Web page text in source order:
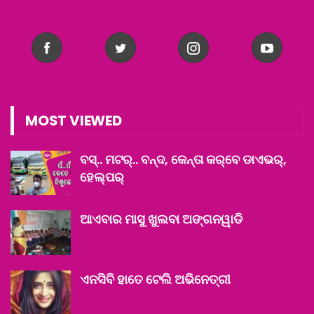
MOST VIEWED
ବସ୍‌.. ମଟର୍‌.. ବନ୍ଦ, କେନ୍ତା କର୍‌ବେ ଡାଏଭର୍‌,
ହେଲ୍‌ପର୍
ଆଏବାର ମାସୁ ଖୁଲବା ଅଙ୍ଗନୱାଡି
ଏନସିବି ହାତେ ଟେଲି ଅଭିନେତ୍ରୀ